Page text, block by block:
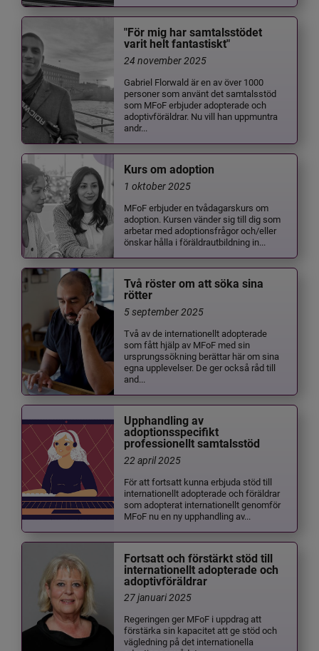
"För mig har samtalsstödet
varit helt fantastiskt"
24 november 2025
Gabriel Florwald är en av över 1000
personer som använt det samtalsstöd
som MFoF erbjuder adopterade och
adoptivföräldrar. Nu vill han uppmuntra
andr...
Kurs om adoption
1 oktober 2025
MFoF erbjuder en tvådagarskurs om
adoption. Kursen vänder sig till dig som
arbetar med adoptionsfrågor och/eller
önskar hålla i föräldrautbildning in...
Två röster om att söka sina
rötter
5 september 2025
Två av de internationellt adopterade
som fått hjälp av MFoF med sin
ursprungssökning berättar här om sina
egna upplevelser. De ger också råd till
and...
Upphandling av
adoptionsspecifikt
professionellt samtalsstöd
22 april 2025
För att fortsatt kunna erbjuda stöd till
internationellt adopterade och föräldrar
som adopterat internationellt genomför
MFoF nu en ny upphandling av...
Fortsatt och förstärkt stöd till
internationellt adopterade och
adoptivföräldrar
27 januari 2025
Regeringen ger MFoF i uppdrag att
förstärka sin kapacitet att ge stöd och
vägledning på det internationella